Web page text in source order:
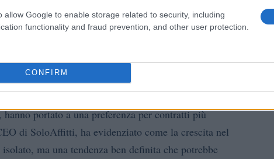
allow Google to enable storage related to security, including
functionality and fraud prevention, and other user protection.
CONFIRM
dei ricavi.
ritornando a essere vista come un’opzione più
legate ai rischi degli affitti brevi, insieme a
portato a una preferenza per contratti più
di SoloAffitti, ha evidenziato come la crescita nel
ma una tendenza ben definita che potrebbe